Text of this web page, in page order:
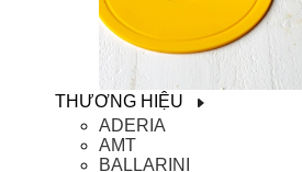
THƯƠNG HIỆU
ADERIA
AMT
BALLARINI